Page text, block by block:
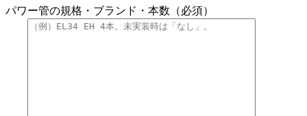
パワー管の規格・ブランド・本数（必須）